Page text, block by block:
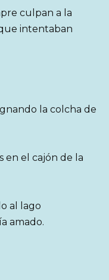
culpan a la
intentaban
la colcha de
en el cajón de la
al lago
amado.